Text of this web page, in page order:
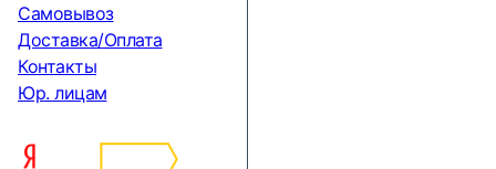
Самовывоз
Доставка/Оплата
Контакты
Юр. лицам